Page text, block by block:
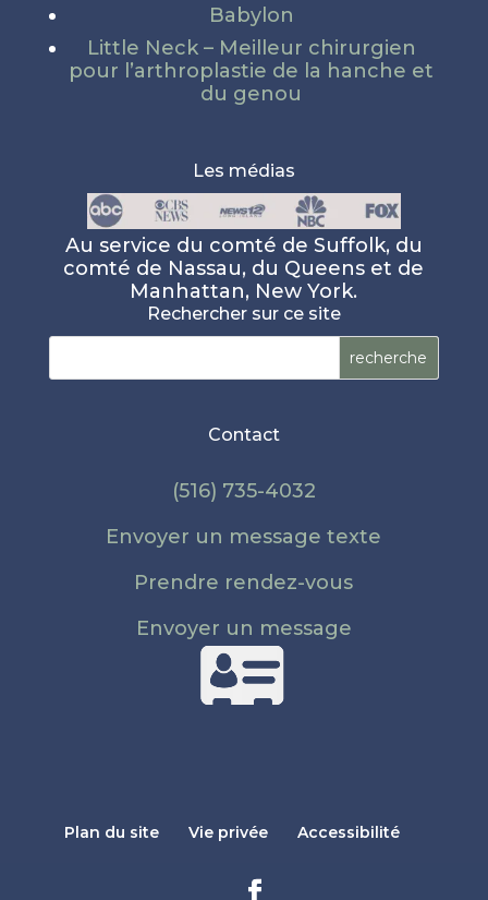
Babylon
Little Neck – Meilleur chirurgien
pour l’arthroplastie de la hanche et
du genou
Les médias
Au service du comté de Suffolk, du
comté de Nassau, du Queens et de
Manhattan, New York.
Rechercher sur ce site
Contact
(516) 735-4032
Envoyer un message texte
Prendre rendez-vous
Envoyer un message
Plan du site Vie privée Accessibilité